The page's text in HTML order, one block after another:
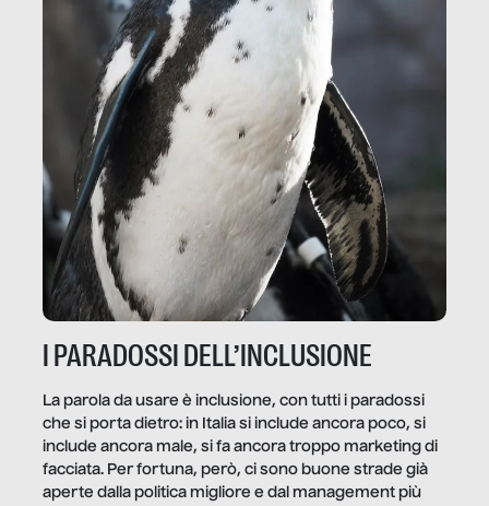
I PARADOSSI DELL’INCLUSIONE
La parola da usare è inclusione, con tutti i paradossi
che si porta dietro: in Italia si include ancora poco, si
include ancora male, si fa ancora troppo marketing di
facciata. Per fortuna, però, ci sono buone strade già
aperte dalla politica migliore e dal management più